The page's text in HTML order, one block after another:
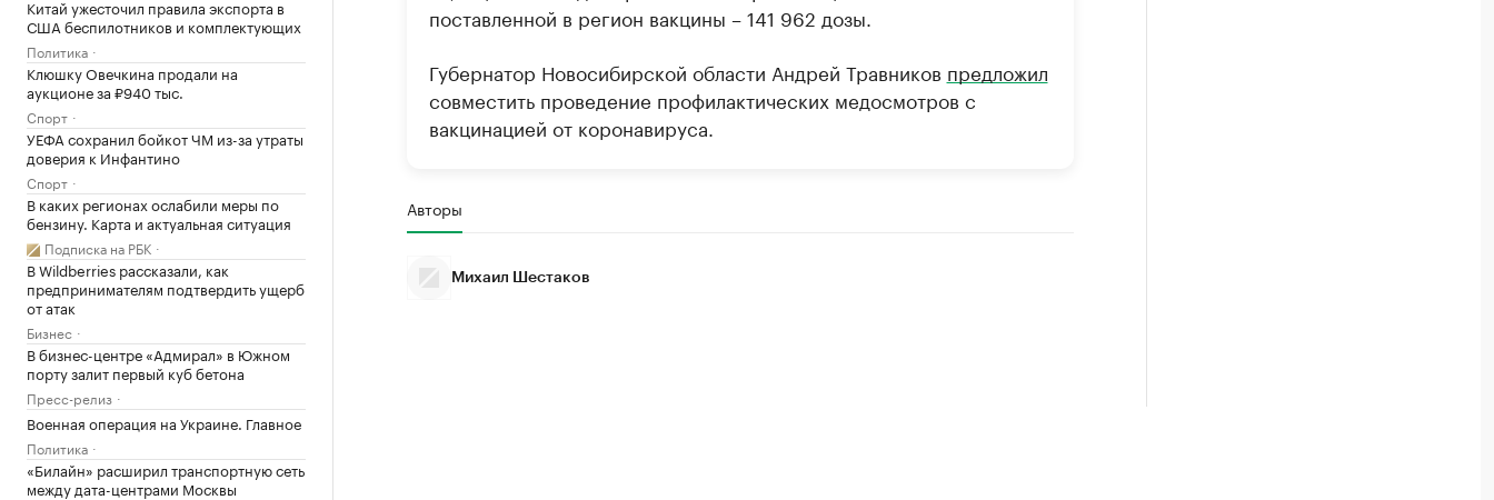
Китай ужесточил правила экспорта в
США беспилотников и комплектующих
Политика
Клюшку Овечкина продали на
аукционе за ₽940 тыс.
Спорт
УЕФА сохранил бойкот ЧМ из-за утраты
доверия к Инфантино
Спорт
В каких регионах ослабили меры по
бензину. Карта и актуальная ситуация
Подписка на РБК
В Wildberries рассказали, как
предпринимателям подтвердить ущерб
от атак
Бизнес
В бизнес-центре «Адмирал» в Южном
порту залит первый куб бетона
Пресс-релиз
Военная операция на Украине. Главное
Политика
«Билайн» расширил транспортную сеть
между дата-центрами Москвы
поставленной в регион вакцины – 141 962 дозы.
Губернатор Новосибирской области Андрей Травников предложил
совместить проведение профилактических медосмотров с
вакцинацией от коронавируса.
Авторы
Михаил Шестаков